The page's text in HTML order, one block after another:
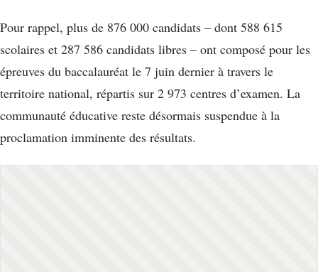
Pour rappel, plus de 876 000 candidats – dont 588 615
scolaires et 287 586 candidats libres – ont composé pour les
épreuves du baccalauréat le 7 juin dernier à travers le
territoire national, répartis sur 2 973 centres d’examen. La
communauté éducative reste désormais suspendue à la
proclamation imminente des résultats.